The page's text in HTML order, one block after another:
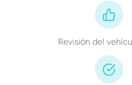
Revisión del